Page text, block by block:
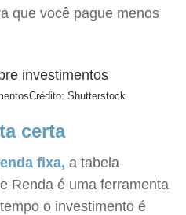
que você pague menos
Crédito: Shutterstock
certa
fixa, a tabela
Renda é uma ferramenta
o investimento é